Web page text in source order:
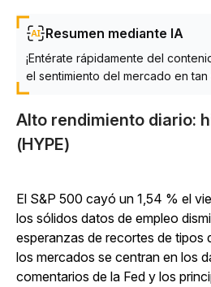
Resumen mediante IA
¡Entérate rápidamente del
el sentimiento del mercado en
Alto rendimiento diario:
(HYPE)
El S&P 500 cayó un 1,54 % el
los sólidos datos de empleo
esperanzas de recortes de tipos
los mercados se centran en los
comentarios de la Fed y los